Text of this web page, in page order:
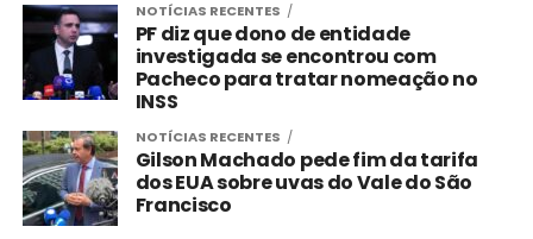
NOTÍCIAS RECENTES
PF diz que dono de entidade
investigada se encontrou com
Pacheco para tratar nomeação no
INSS
NOTÍCIAS RECENTES
Gilson Machado pede fim da tarifa
dos EUA sobre uvas do Vale do São
Francisco